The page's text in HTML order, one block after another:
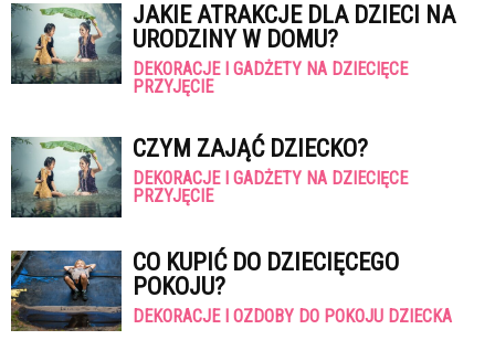
JAKIE ATRAKCJE DLA DZIECI NA
URODZINY W DOMU?
DEKORACJE I GADŻETY NA DZIECIĘCE
PRZYJĘCIE
CZYM ZAJĄĆ DZIECKO?
DEKORACJE I GADŻETY NA DZIECIĘCE
PRZYJĘCIE
CO KUPIĆ DO DZIECIĘCEGO
POKOJU?
DEKORACJE I OZDOBY DO POKOJU DZIECKA